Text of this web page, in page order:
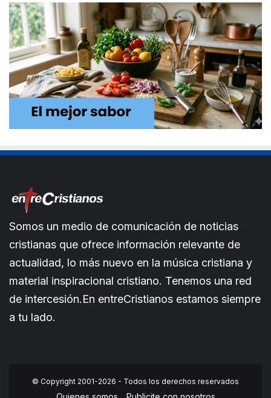
Somos un medio de comunicación de noticias
cristianas que ofrece información relevante de
actualidad, lo más nuevo en la música cristiana y
material inspiracional cristiano. Tenemos una red
de intercesión.En entreCristianos estamos siempre
a tu lado.
© Copyright 2001-2026 - Todos los derechos reservados